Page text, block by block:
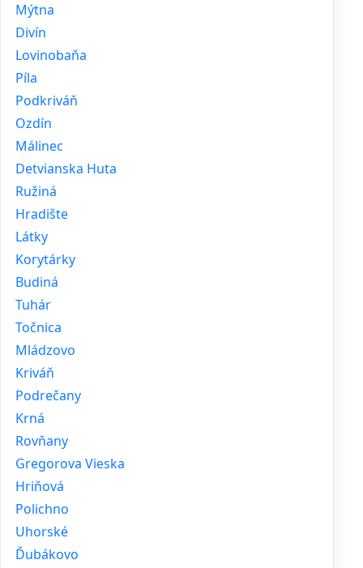
Mýtna
Divín
Lovinobaňa
Píla
Podkriváň
Ozdín
Málinec
Detvianska Huta
Ružiná
Hradište
Látky
Korytárky
Budiná
Tuhár
Točnica
Mládzovo
Kriváň
Podrečany
Krná
Rovňany
Gregorova Vieska
Hriňová
Polichno
Uhorské
Ďubákovo